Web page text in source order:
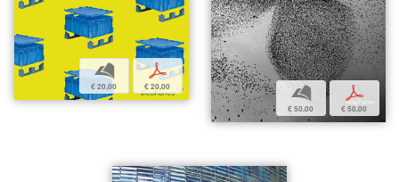
b
€ 20,00
p
€ 20,00 b
€ 50,00
p
€ 50,00